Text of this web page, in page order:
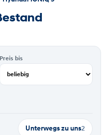
Preis bis
Unterwegs zu uns2